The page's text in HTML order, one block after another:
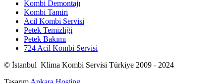
Kombi Demontajı
Kombi Tamiri
Acil Kombi Servisi
Petek Temizliği
Petek Bakımı
724 Acil Kombi Servisi
© İstanbul Klima Kombi Servisi Türkiye 2009 - 2024